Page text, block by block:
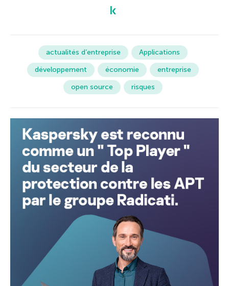
actualités d’entreprise
Applications
développement
économie
entreprise
open source
risques